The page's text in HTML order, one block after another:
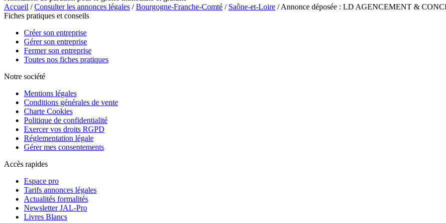
Accueil /Consulter les annonces légales /Bourgogne-Franche-Comté / Saône-et-Loire / Annonce déposée : LD AGENCEMENT &
Fiches pratiques et conseils
Créer son entreprise
Gérer son entreprise
Fermer son entreprise
Toutes nos fiches pratiques
Notre société
Mentions légales
Conditions générales de vente
Charte Cookies
Politique de confidentialité
Exercer vos droits RGPD
Réglementation légale
Gérer mes consentements
Accès rapides
Espace pro
Tarifs annonces légales
Actualités formalités
Newsletter JAL-Pro
Livres Blancs